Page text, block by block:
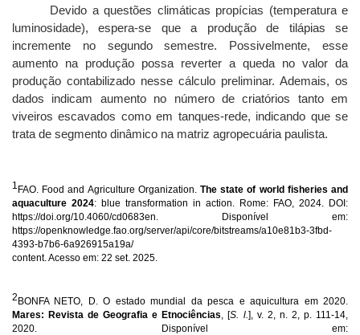
Devido a questões climáticas propícias (temperatura e
luminosidade), espera-se que a produção de tilápias se
incremente no segundo semestre. Possivelmente, esse
aumento na produção possa reverter a queda no valor da
produção contabilizado nesse cálculo preliminar. Ademais, os
dados indicam aumento no número de criatórios tanto em
viveiros escavados como em tanques-rede, indicando que se
trata de segmento dinâmico na matriz agropecuária paulista.
1 FAO. Food and Agriculture Organization. The state of world fisheries and
aquaculture 2024: blue transformation in action. Rome: FAO, 2024. DOI:
https://doi.org/10.4060/cd0683en. Disponível em:
https://openknowledge.fao.org/server/api/core/bitstreams/a10e81b3-3fbd-
4393-b7b6-6a926915a19a/
content. Acesso em: 22 set. 2025.
2BONFA NETO, D. O estado mundial da pesca e aquicultura em 2020.
Mares: Revista de Geografia e Etnociências , [S. l. ], v. 2, n. 2, p. 111-14,
2020. Disponível em: